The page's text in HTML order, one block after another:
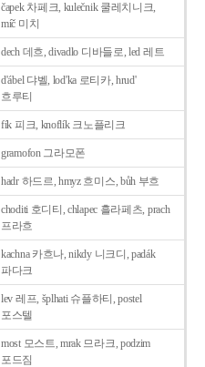
čapek 차페크, kulečnik 쿨레치니크,
míč 미치
dech 데흐, divadlo 디바들로, led 레트
d'ábel 댜벨, lod'ka 로티카, hrud'
흐루티
fík 피크, knoflík 크노플리크
gramofon 그라모폰
hadr 하드르, hmyz 흐미스, bůh 부흐
choditi 호디티, chlapec 흘라페츠, prach
프라흐
kachna 카흐나, nikdy 니크디, padák
파다크
lev 레프, šplhati 슈플하티, postel
포스텔
most 모스트, mrak 므라크, podzim
포드짐